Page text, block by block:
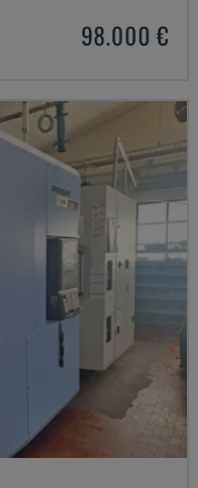
98.000 €